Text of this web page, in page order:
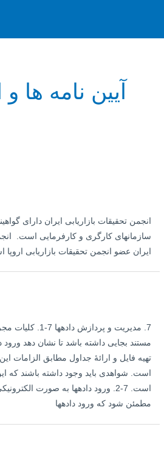
محتوا
آیین نامه ها و
انجمن تحقیقات بازاریابی ایران دارای
سازمانهای کارگری و کارفرمایی است.
ایران عضو انجمن تحقیقات بازاریابی اروپا
7. مدیریت و پردازش
مستند بجایی داشته باشد تا نشان دهد ورود
تهیه فایل و ارائۀ جداول مطابق الزامات
است. شواهدی باید وجود داشته باشند که
است. 7-2. ورود داده‏ها به صورت
مطمئن شود که ورود داده‏ها